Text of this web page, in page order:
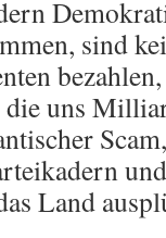
sind
uns
und
Land